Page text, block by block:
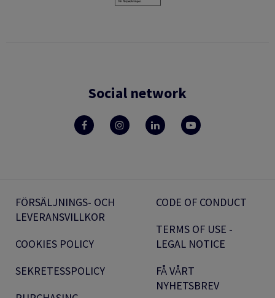
Social network
FÖRSÄLJNINGS- OCH
LEVERANSVILLKOR
COOKIES POLICY
SEKRETESSPOLICY
CODE OF CONDUCT
TERMS OF USE -
LEGAL NOTICE
FÅ VÅRT
NYHETSBREV